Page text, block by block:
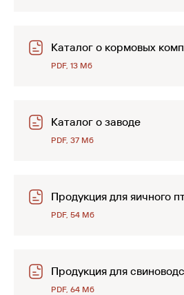
Каталог о кормовых
PDF, 13 Мб
Каталог о заводе
PDF, 37 Мб
Продукция для яичного
PDF, 54 Мб
Продукция для
PDF, 64 Мб